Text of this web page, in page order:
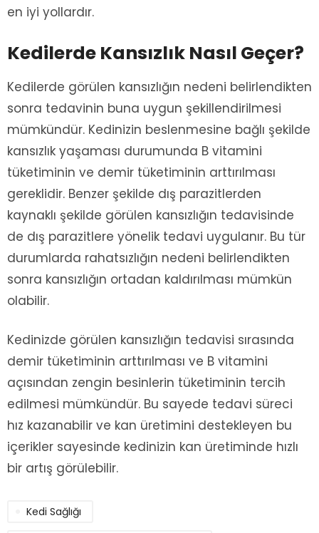
en iyi yollardır.
Kedilerde Kansızlık Nasıl Geçer?
Kedilerde görülen kansızlığın nedeni belirlendikten
sonra tedavinin buna uygun şekillendirilmesi
mümkündür. Kedinizin beslenmesine bağlı şekilde
kansızlık yaşaması durumunda B vitamini
tüketiminin ve demir tüketiminin arttırılması
gereklidir. Benzer şekilde dış parazitlerden
kaynaklı şekilde görülen kansızlığın tedavisinde
de dış parazitlere yönelik tedavi uygulanır. Bu tür
durumlarda rahatsızlığın nedeni belirlendikten
sonra kansızlığın ortadan kaldırılması mümkün
olabilir.
Kedinizde görülen kansızlığın tedavisi sırasında
demir tüketiminin arttırılması ve B vitamini
açısından zengin besinlerin tüketiminin tercih
edilmesi mümkündür. Bu sayede tedavi süreci
hız kazanabilir ve kan üretimini destekleyen bu
içerikler sayesinde kedinizin kan üretiminde hızlı
bir artış görülebilir.
Kedi Sağlığı